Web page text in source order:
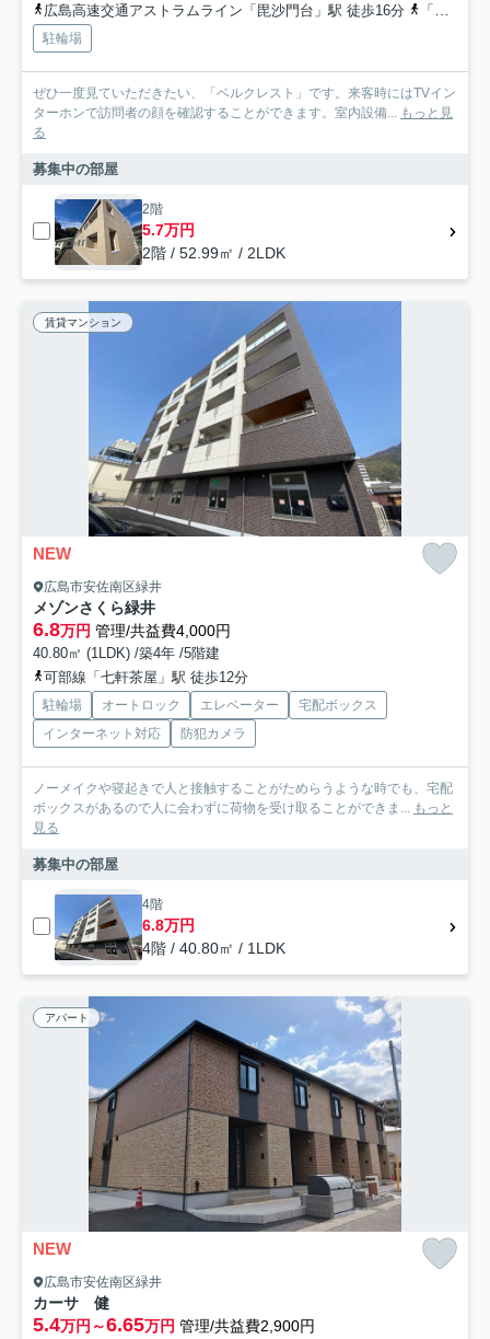
広島高速交通アストラムライン「毘沙門台」駅 徒歩16分
「毘沙門天」バス停下車 徒歩8分
駐輪場
ぜひ一度見ていただきたい、「ベルクレスト」です。来客時にはTVイン
ターホンで訪問者の顔を確認することができます。室内設備...
もっと見
る
募集中の部屋
2階
5.7万円
2階 / 52.99㎡ / 2LDK
賃貸マンション
NEW
広島市安佐南区緑井
メゾンさくら緑井
6.8万円 管理/共益費4,000円
40.80㎡ (1LDK) /築4年 /5階建
可部線「七軒茶屋」駅 徒歩12分
駐輪場 オートロック エレベーター
宅配ボックス
インターネット対応
防犯カメラ
ノーメイクや寝起きで人と接触することがためらうような時でも、宅配
ボックスがあるので人に会わずに荷物を受け取ることができま... もっと
見る
募集中の部屋
4階
6.8万円
4階 / 40.80㎡ / 1LDK
アパート
NEW
広島市安佐南区緑井
カーサ 健
5.4万円～6.65万円 管理/共益費2,900円